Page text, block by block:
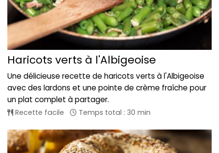
Haricots verts à l'Albigeoise
Une délicieuse recette de haricots verts à l'Albigeoise
avec des lardons et une pointe de crème fraîche pour
un plat complet à partager.
Recette facile Temps total : 30 min